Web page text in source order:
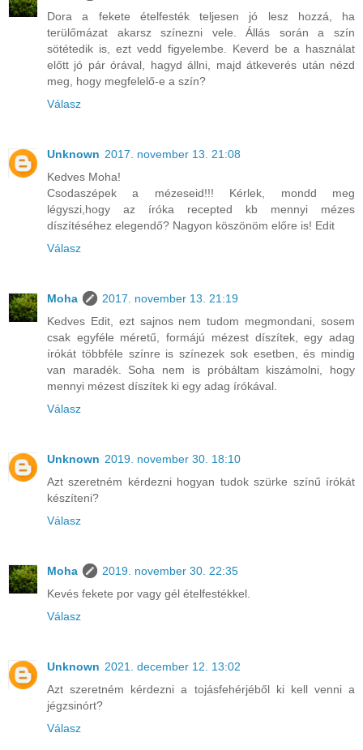
Dora a fekete ételfesték teljesen jó lesz hozzá, ha
terülőmázat akarsz színezni vele. Állás során a szín
sötétedik is, ezt vedd figyelembe. Keverd be a használat
előtt jó pár órával, hagyd állni, majd átkeverés után nézd
meg, hogy megfelelő-e a szín?
Válasz
Unknown 2017. november 13. 21:08
Kedves Moha!
Csodaszépek a mézeseid!!! Kérlek, mondd meg
légyszi,hogy az íróka recepted kb mennyi mézes
díszítéséhez elegendő? Nagyon köszönöm előre is! Edit
Válasz
Moha
2017. november 13. 21:19
Kedves Edit, ezt sajnos nem tudom megmondani, sosem
csak egyféle méretű, formájú mézest díszítek, egy adag
írókát többféle színre is színezek sok esetben, és mindig
van maradék. Soha nem is próbáltam kiszámolni, hogy
mennyi mézest díszítek ki egy adag írókával.
Válasz
Unknown 2019. november 30. 18:10
Azt szeretném kérdezni hogyan tudok szürke színű írókát
készíteni?
Válasz
Moha
2019. november 30. 22:35
Kevés fekete por vagy gél ételfestékkel.
Válasz
Unknown 2021. december 12. 13:02
Azt szeretném kérdezni a tojásfehérjéből ki kell venni a
jégzsinórt?
Válasz